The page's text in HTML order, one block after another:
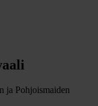
ja Pohjoismaiden